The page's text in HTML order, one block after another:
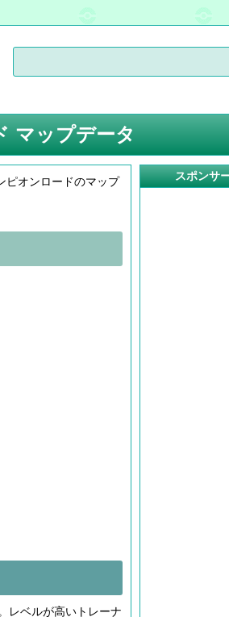
マップデータ
ピオンロードのマップ
レベルが高いトレーナ
スポンサ